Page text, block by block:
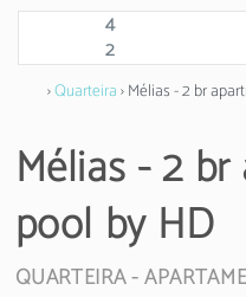
4
2
›Quarteira› Mélias - 2 br
Mélias - 2
pool by HD
QUARTEIRA -